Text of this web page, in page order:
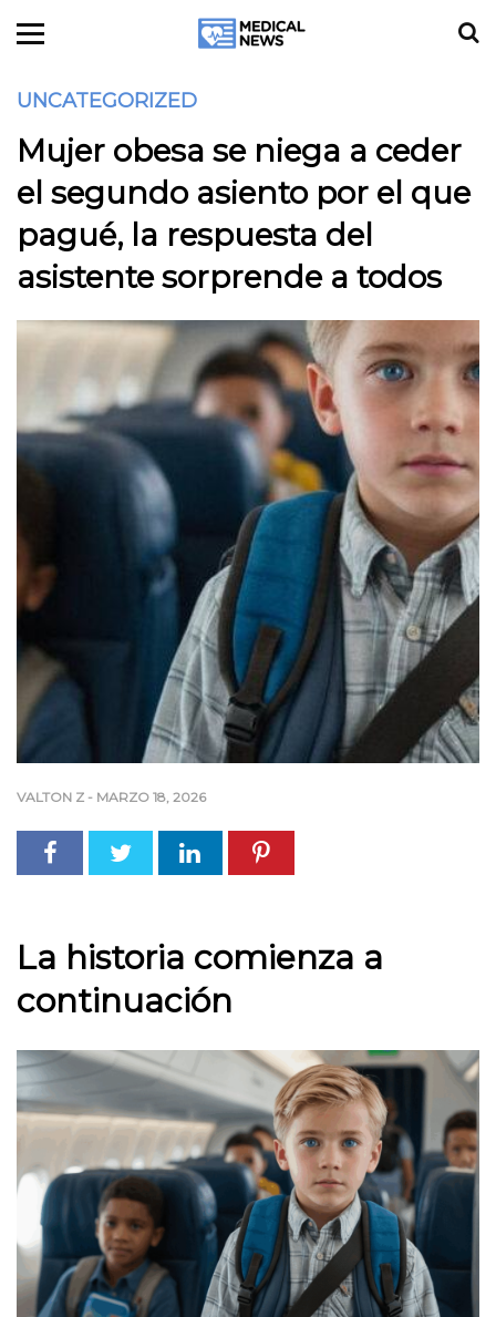
UNCATEGORIZED
Mujer obesa se niega a ceder
el segundo asiento por el que
pagué, la respuesta del
asistente sorprende a todos
VALTON Z - MARZO 18, 2026
La historia comienza a
continuación